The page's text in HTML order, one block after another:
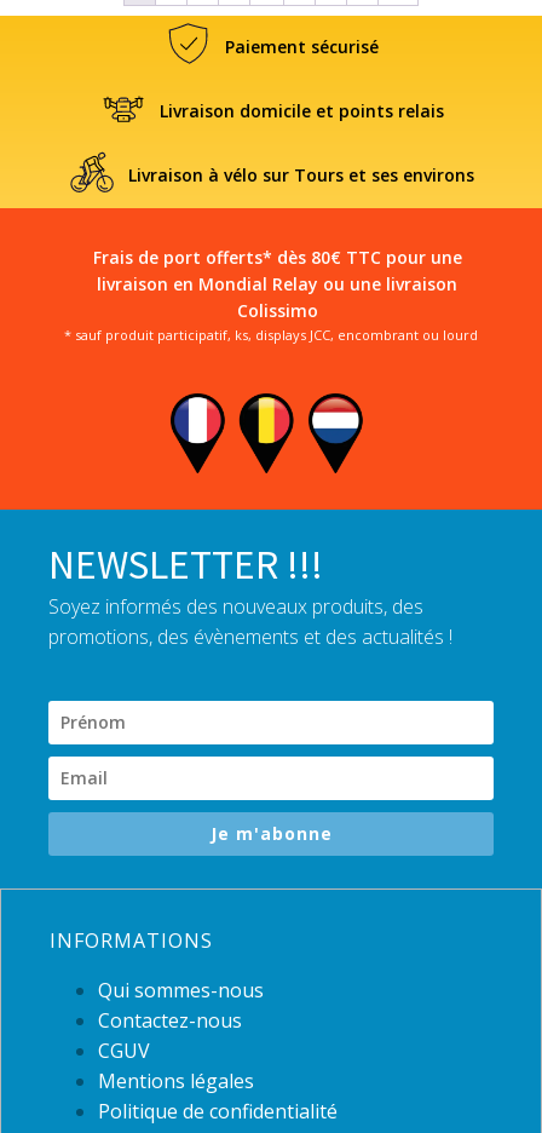
Paiement sécurisé
Livraison domicile et points relais
Livraison à vélo sur Tours et ses environs
Frais de port offerts* dès 80€ TTC pour une
livraison en Mondial Relay ou une livraison
Colissimo
* sauf produit participatif, ks, displays JCC, encombrant ou lourd
NEWSLETTER !!!
Soyez informés des nouveaux produits, des
promotions, des évènements et des actualités !
Je m'abonne
INFORMATIONS
Qui sommes-nous
Contactez-nous
CGUV
Mentions légales
Politique de confidentialité